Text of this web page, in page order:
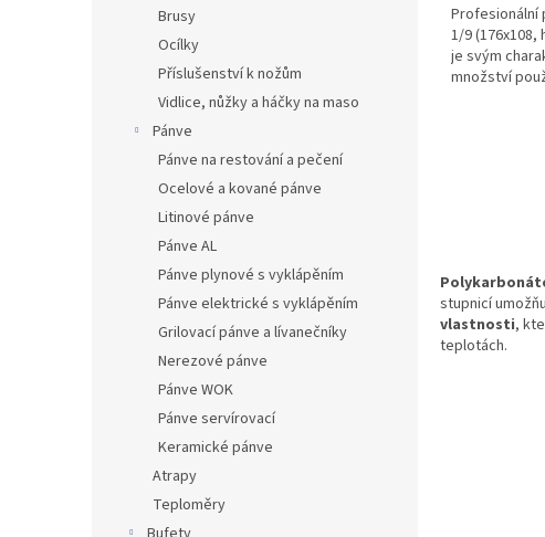
Brusy
Ocílky
Příslušenství k nožům
Vidlice, nůžky a háčky na maso
Pánve
Pánve na restování a pečení
Ocelové a kované pánve
Litinové pánve
Pánve AL
Pánve plynové s vyklápěním
Pánve elektrické s vyklápěním
Grilovací pánve a lívanečníky
Nerezové pánve
Pánve WOK
Pánve servírovací
Keramické pánve
Atrapy
Teploměry
Profesionální
1/9 (176x108,
je svým
množství
stupnicí
vlastnosti,
teplotách.